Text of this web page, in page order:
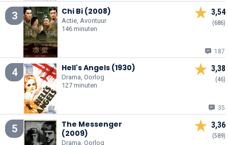
3 Chi Bi (2008)
Actie, Avontuur
146 minuten
3,54
(686)
187
4 Hell's Angels (1930)
Drama, Oorlog
127 minuten
3,38
(46)
35
5
The Messenger
(2009)
Drama, Oorlog
3,36
(589)